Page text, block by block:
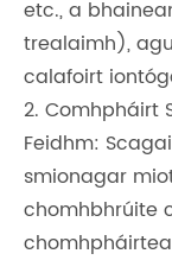
etc., a
trealaimh),
calafoirt
2. Comhpháirt
Feidhm:
smionagar
chomhbhrúite